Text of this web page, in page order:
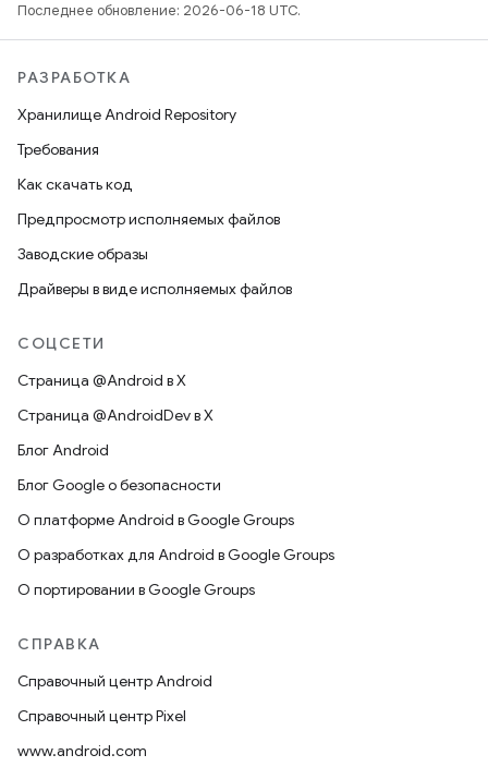
Последнее обновление: 2026-06-18 UTC.
РАЗРАБОТКА
Хранилище Android Repository
Требования
Как скачать код
Предпросмотр исполняемых файлов
Заводские образы
Драйверы в виде исполняемых файлов
СОЦСЕТИ
Страница @Android в X
Страница @AndroidDev в X
Блог Android
Блог Google о безопасности
О платформе Android в Google Groups
О разработках для Android в Google Groups
О портировании в Google Groups
СПРАВКА
Справочный центр Android
Справочный центр Pixel
www.android.com